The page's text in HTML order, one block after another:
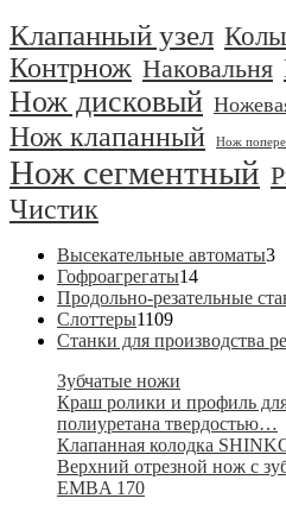
Клапанный узел
Контрнож Наковальня
Нож дисковый
Нож клапанный Нож
Нож сегментный
Чистик
Высекательные автоматы33
Гофроагрегаты1414
товаров
Продольно-резательные
Слоттеры11091109
товаров
Станки для производства
Зубчатые ножи
Краш ролики и профиль
полиуретана твердостью…
Клапанная колодка
Верхний отрезной нож с
EMBA 170